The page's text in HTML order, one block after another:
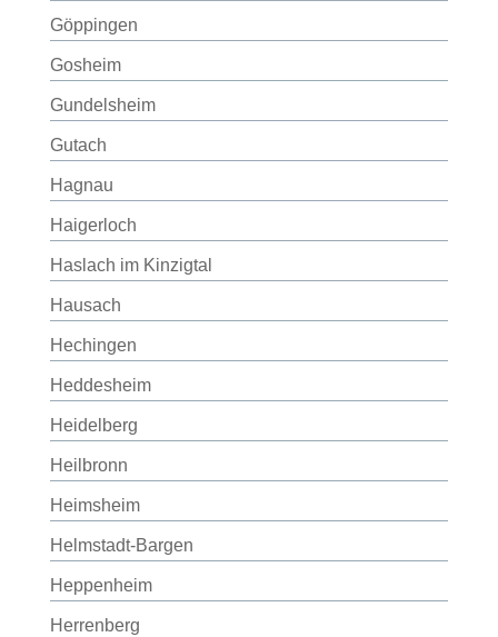
Göppingen
Gosheim
Gundelsheim
Gutach
Hagnau
Haigerloch
Haslach im Kinzigtal
Hausach
Hechingen
Heddesheim
Heidelberg
Heilbronn
Heimsheim
Helmstadt-Bargen
Heppenheim
Herrenberg